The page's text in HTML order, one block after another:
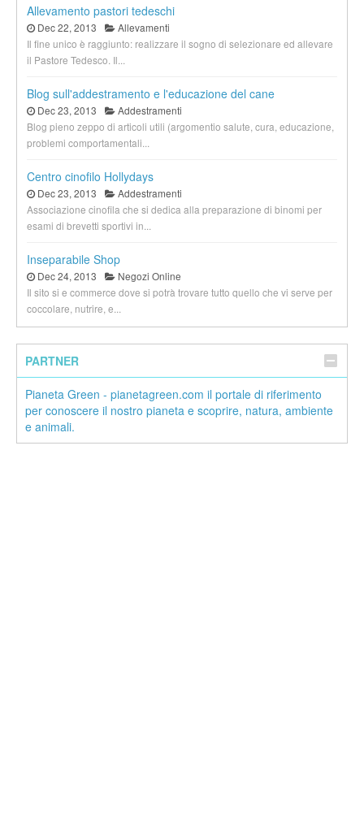
Allevamento pastori tedeschi
Dec 22, 2013
Allevamenti
Il fine unico è raggiunto: realizzare il sogno di selezionare ed allevare
il Pastore Tedesco. Il...
Blog sull'addestramento e l'educazione del cane
Dec 23, 2013
Addestramenti
Blog pieno zeppo di articoli utili (argomentio salute, cura, educazione,
problemi comportamentali...
Centro cinofilo Hollydays
Dec 23, 2013
Addestramenti
Associazione cinofila che si dedica alla preparazione di binomi per
esami di brevetti sportivi in...
Inseparabile Shop
Dec 24, 2013
Negozi Online
Il sito si e commerce dove si potrà trovare tutto quello che vi serve per
coccolare, nutrire, e...
PARTNER
Pianeta Green - pianetagreen.com il portale di riferimento
per conoscere il nostro pianeta e scoprire, natura, ambiente
e animali.